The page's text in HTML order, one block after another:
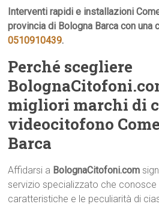
Interventi rapidi e installazioni
provincia di Bologna Barca con una
0510910439.
Perché scegliere
migliori marchi di
videocitofono
Barca
Affidarsi a BolognaCitofoni.com
servizio specializzato che conosce
caratteristiche e le peculiarità di